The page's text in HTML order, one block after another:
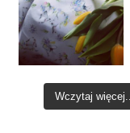
Wczytaj